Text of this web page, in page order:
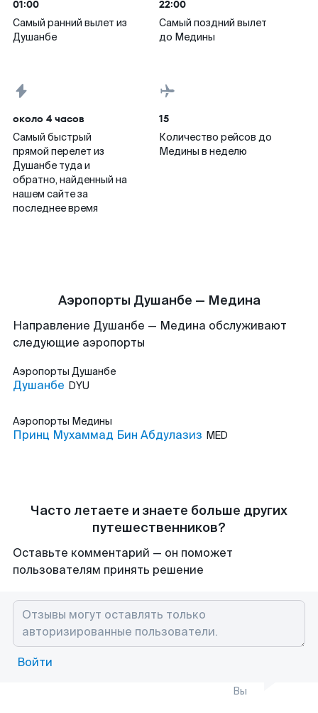
01:00
Самый ранний вылет из
Душанбе
22:00
Самый поздний вылет
до Медины
около 4 часов
Самый быстрый
прямой перелет из
Душанбе туда и
обратно, найденный на
нашем сайте за
последнее время
15
Количество рейсов до
Медины в неделю
Аэропорты Душанбе — Медина
Направление Душанбе — Медина обслуживают
следующие аэропорты
Аэропорты Душанбе
Душанбе DYU
Аэропорты Медины
Принц Мухаммад Бин Абдулазиз MED
Часто летаете и знаете больше других
путешественников?
Оставьте комментарий — он поможет
пользователям принять решение
Войти
Вы